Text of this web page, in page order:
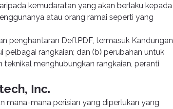
kemudaratan yang akan berlaku kepada
atau orang ramai seperti yang
penghantaran DeftPDF, termasuk Kandungan
rangkaian; dan (b) perubahan untuk
menghubungkan rangkaian, peranti
Inc.
mana-mana perisian yang diperlukan yang